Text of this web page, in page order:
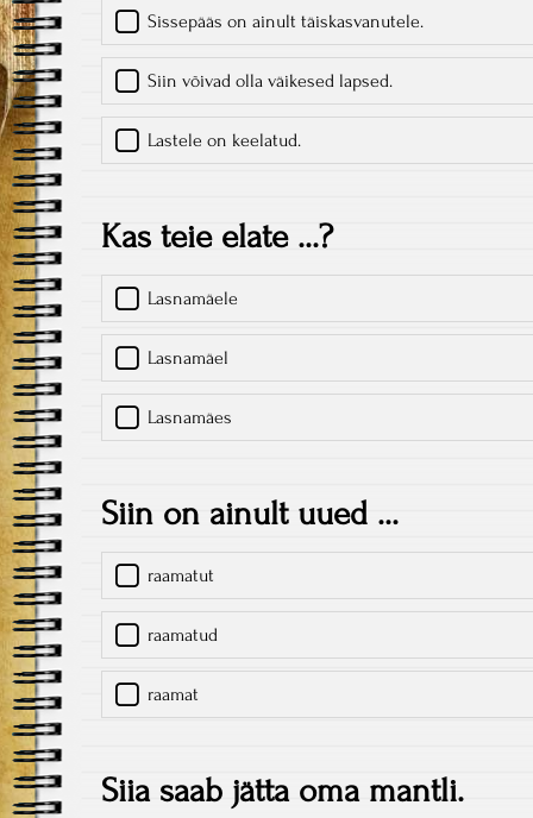
Sissepääs on ainult täiskasvanutele.
Siin võivad olla väikesed lapsed.
Lastele on keelatud.
Kas teie elate ...?
Lasnamäele
Lasnamäel
Lasnamäes
Siin on ainult uued ...
raamatut
raamatud
raamat
Siia saab jätta oma mantli.